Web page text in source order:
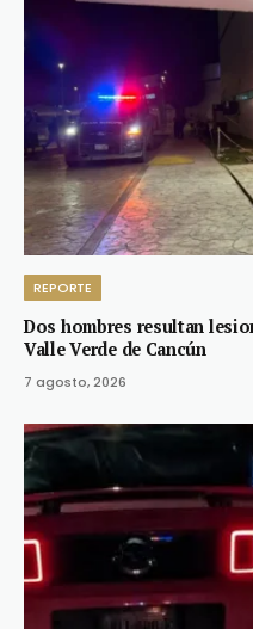
REPORTE
Dos hombres resultan
Valle Verde de Cancún
7 agosto, 2026